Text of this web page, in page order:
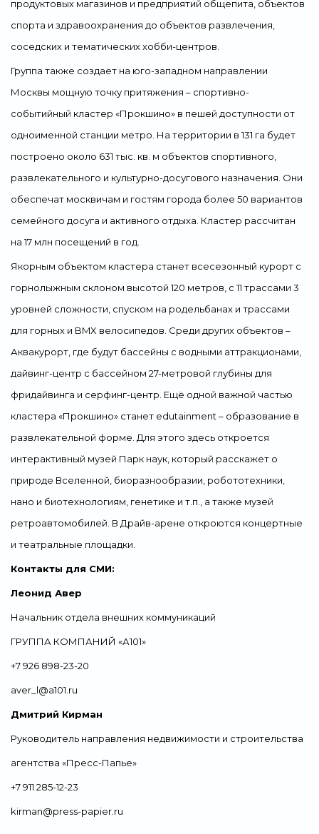
продуктовых магазинов и предприятий общепита, объектов
спорта и здравоохранения до объектов развлечения,
соседских и тематических хобби-центров.
Группа также создает на юго-западном направлении
Москвы мощную точку притяжения – спортивно-
событийный кластер «Прокшино» в пешей доступности от
одноименной станции метро. На территории в 131 га будет
построено около 631 тыс. кв. м объектов спортивного,
развлекательного и культурно-досугового назначения. Они
обеспечат москвичам и гостям города более 50 вариантов
семейного досуга и активного отдыха. Кластер рассчитан
на 17 млн посещений в год.
Якорным объектом кластера станет всесезонный курорт с
горнолыжным склоном высотой 120 метров, с 11 трассами 3
уровней сложности, спуском на родельбанах и трассами
для горных и BMX велосипедов. Среди других объектов –
Аквакурорт, где будут бассейны с водными аттракционами,
дайвинг-центр с бассейном 27-метровой глубины для
фридайвинга и серфинг-центр. Ещё одной важной частью
кластера «Прокшино» станет edutainment – образование в
развлекательной форме. Для этого здесь откроется
интерактивный музей Парк наук, который расскажет о
природе Вселенной, биоразнообразии, робототехники,
нано и биотехнологиям, генетике и т.п., а также музей
ретроавтомобилей. В Драйв-арене откроются концертные
и театральные площадки.
Контакты для СМИ:
Леонид Авер
Начальник отдела внешних коммуникаций
ГРУППА КОМПАНИЙ «А101»
+7 926 898-23-20
aver_l@a101.ru
Дмитрий Кирман
Руководитель направления недвижимости и строительства
агентства «Пресс-Папье»
+7 911 285-12-23
kirman@press-papier.ru